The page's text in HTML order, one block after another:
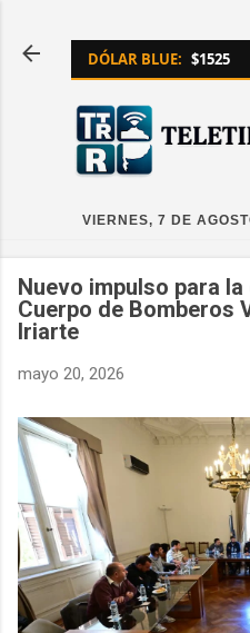
DÓLAR BLUE: $1525
VIERNES, 7 DE
Nuevo impulso para
Cuerpo de Bomberos
Iriarte
mayo 20, 2026